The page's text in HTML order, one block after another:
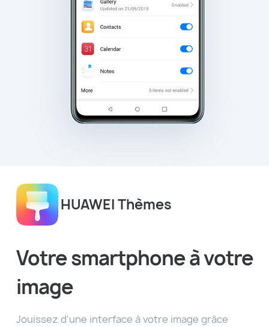
HUAWEI Thèmes
Votre smartphone à votre
image
Jouissez d'une interface à votre image grâce